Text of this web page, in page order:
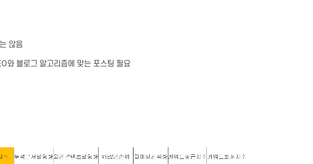
않음
와 블로그 알고리즘에 맞는 포스팅 필요